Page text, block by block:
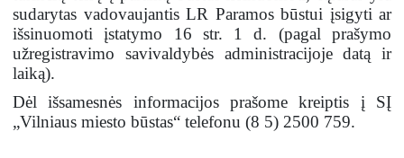
sudarytas vadovaujantis LR Paramos būstui įsigyti ar
išsinuomoti įstatymo 16 str. 1 d. (pagal prašymo
užregistravimo savivaldybės administracijoje datą ir
laiką).
Dėl išsamesnės informacijos prašome kreiptis į SĮ
„Vilniaus miesto būstas“ telefonu (8 5) 2500 759.